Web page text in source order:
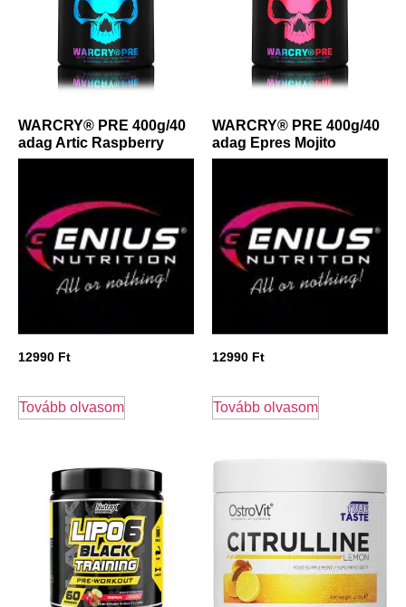
WARCRY® PRE 400g/40
adag Artic Raspberry
12990 Ft
Tovább olvasom
WARCRY® PRE 400g/40
adag Epres Mojito
12990 Ft
Tovább olvasom